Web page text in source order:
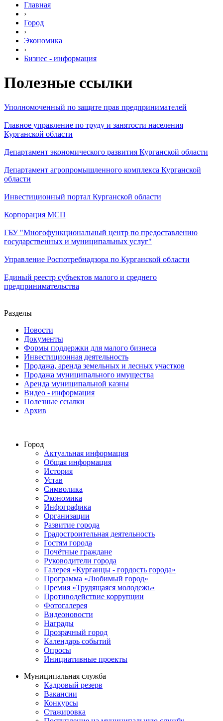
Главная
›
Город
›
Экономика
›
Бизнес - информация
Полезные ссылки
Уполномоченный по защите прав предпринимателей
Главное управление по труду и занятости населения
Курганской области
Департамент экономического развития Курганской области
Департамент агропромышленного комплекса Курганской
области
Инвестиционный портал Курганской области
Корпорация МСП
ГБУ "Многофункциональный центр по предоставлению
государственных и муниципальных услуг"
Управление Роспотребнадзора по Курганской области
Единый реестр субъектов малого и среднего
предпринимательства
Разделы
Новости
Документы
Формы поддержки для малого бизнеса
Инвестиционная деятельность
Продажа, аренда земельных и лесных участков
Продажа муниципального имущества
Аренда муниципальной казны
Видео - информация
Полезные ссылки
Архив
Город
Актуальная информация
Общая информация
История
Устав
Символика
Экономика
Инфографика
Организации
Развитие города
Градостроительная деятельность
Гостям города
Почётные граждане
Руководители города
Галерея «Курганцы - гордость города»
Программа «Любимый город»
Премия «Трудящаяся молодежь»
Противодействие коррупции
Фотогалерея
Видеоновости
Награды
Прозрачный город
Календарь событий
Опросы
Инициативные проекты
Муниципальная служба
Кадровый резерв
Вакансии
Конкурсы
Стажировка